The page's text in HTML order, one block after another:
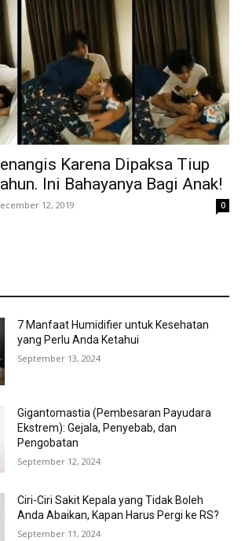
Karena Dipaksa Tiup
Ini Bahayanya Bagi Anak!
12, 2019 0
7 Manfaat Humidifier untuk Kesehatan
yang Perlu Anda Ketahui
September 13, 2024
Gigantomastia (Pembesaran Payudara
Ekstrem): Gejala, Penyebab, dan
Pengobatan
September 12, 2024
Ciri-Ciri Sakit Kepala yang Tidak Boleh
Anda Abaikan, Kapan Harus Pergi ke RS?
September 11, 2024